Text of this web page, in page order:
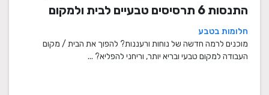
התנסות 6 תרסיסים טבעיים לבית ולמקום
העבודה
חלומות בטבע
מוכנים לרמה חדשה של נוחות ורעננות? להפוך את הבית / מקום
העבודה למקום טבעי ובריא יותר, וריחני להפליא? ...